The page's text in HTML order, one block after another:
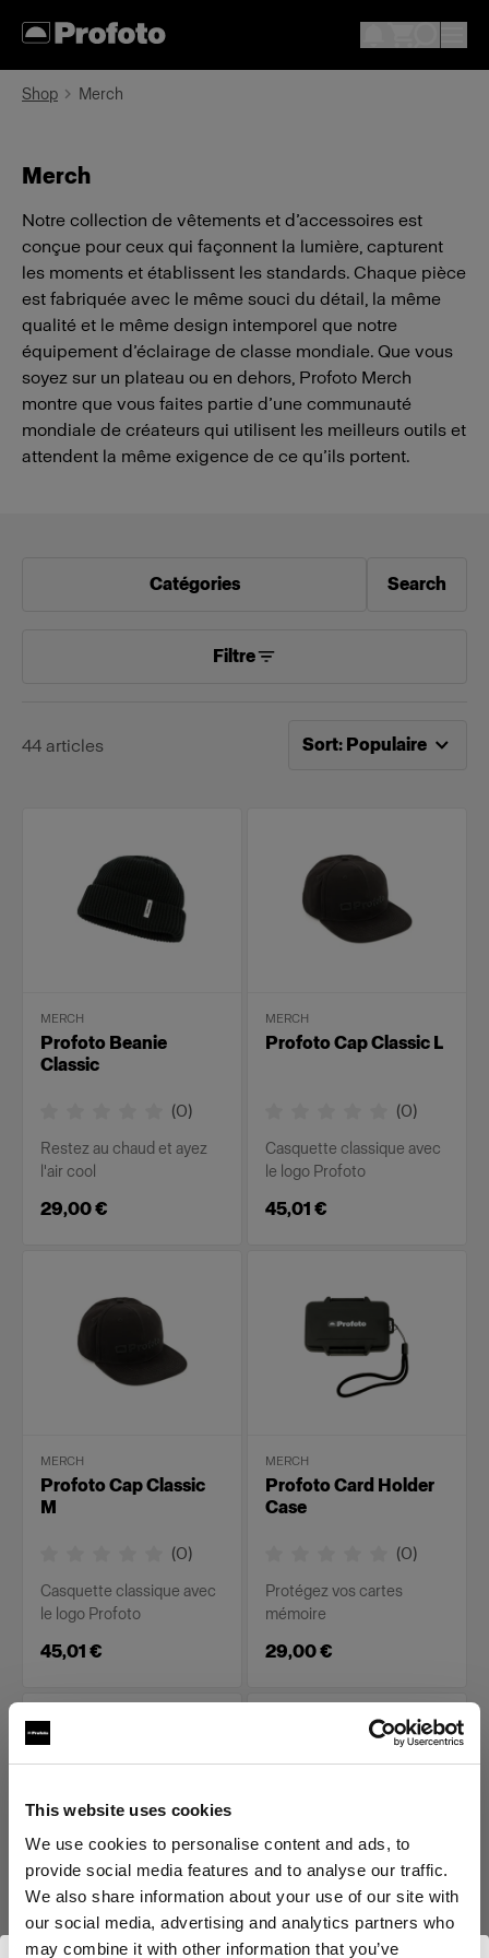
This website uses cookies
We use cookies to personalise content and ads, to
provide social media features and to analyse our traffic.
We also share information about your use of our site with
our social media, advertising and analytics partners who
may combine it with other information that you’ve
Shop Merch
Merch
Notre collection de vêtements et d’accessoires est
conçue pour ceux qui façonnent la lumière, capturent
les moments et établissent les standards. Chaque pièce
est fabriquée avec le même souci du détail, la même
qualité et le même design intemporel que notre
équipement d’éclairage de classe mondiale. Que vous
soyez sur un plateau ou en dehors, Profoto Merch
montre que vous faites partie d’une communauté
mondiale de créateurs qui utilisent les meilleurs outils et
attendent la même exigence de ce qu’ils portent.
Catégories Search
Filtre
44 articles
Tri désormais effectué
Sort: Populaire
MERCH
Profoto Beanie
Classic
(0)
Restez au chaud et ayez
l'air cool
29,00 €
MERCH
Profoto Cap Classic L
(0)
Casquette classique avec
le logo Profoto
45,01 €
MERCH
Profoto Cap Classic
M
(0)
Casquette classique avec
le logo Profoto
45,01 €
MERCH
Profoto Card Holder
Case
(0)
Protégez vos cartes
mémoire
29,00 €
MERCH
Profoto Cozy Hoodie
Classic L
MERCH
Profoto Cozy Hoodie
Classic M